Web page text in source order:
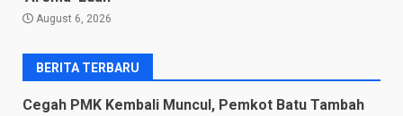
August 6, 2026
BERITA TERBARU
Cegah PMK Kembali Muncul, Pemkot Batu Tambah